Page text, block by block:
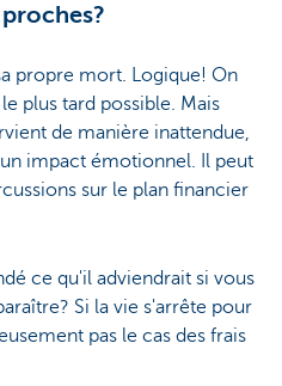
propre mort. Logique! On
plus tard possible. Mais
de manière inattendue,
impact émotionnel. Il peut
sur le plan financier
ce qu'il adviendrait si vous
Si la vie s'arrête pour
pas le cas des frais